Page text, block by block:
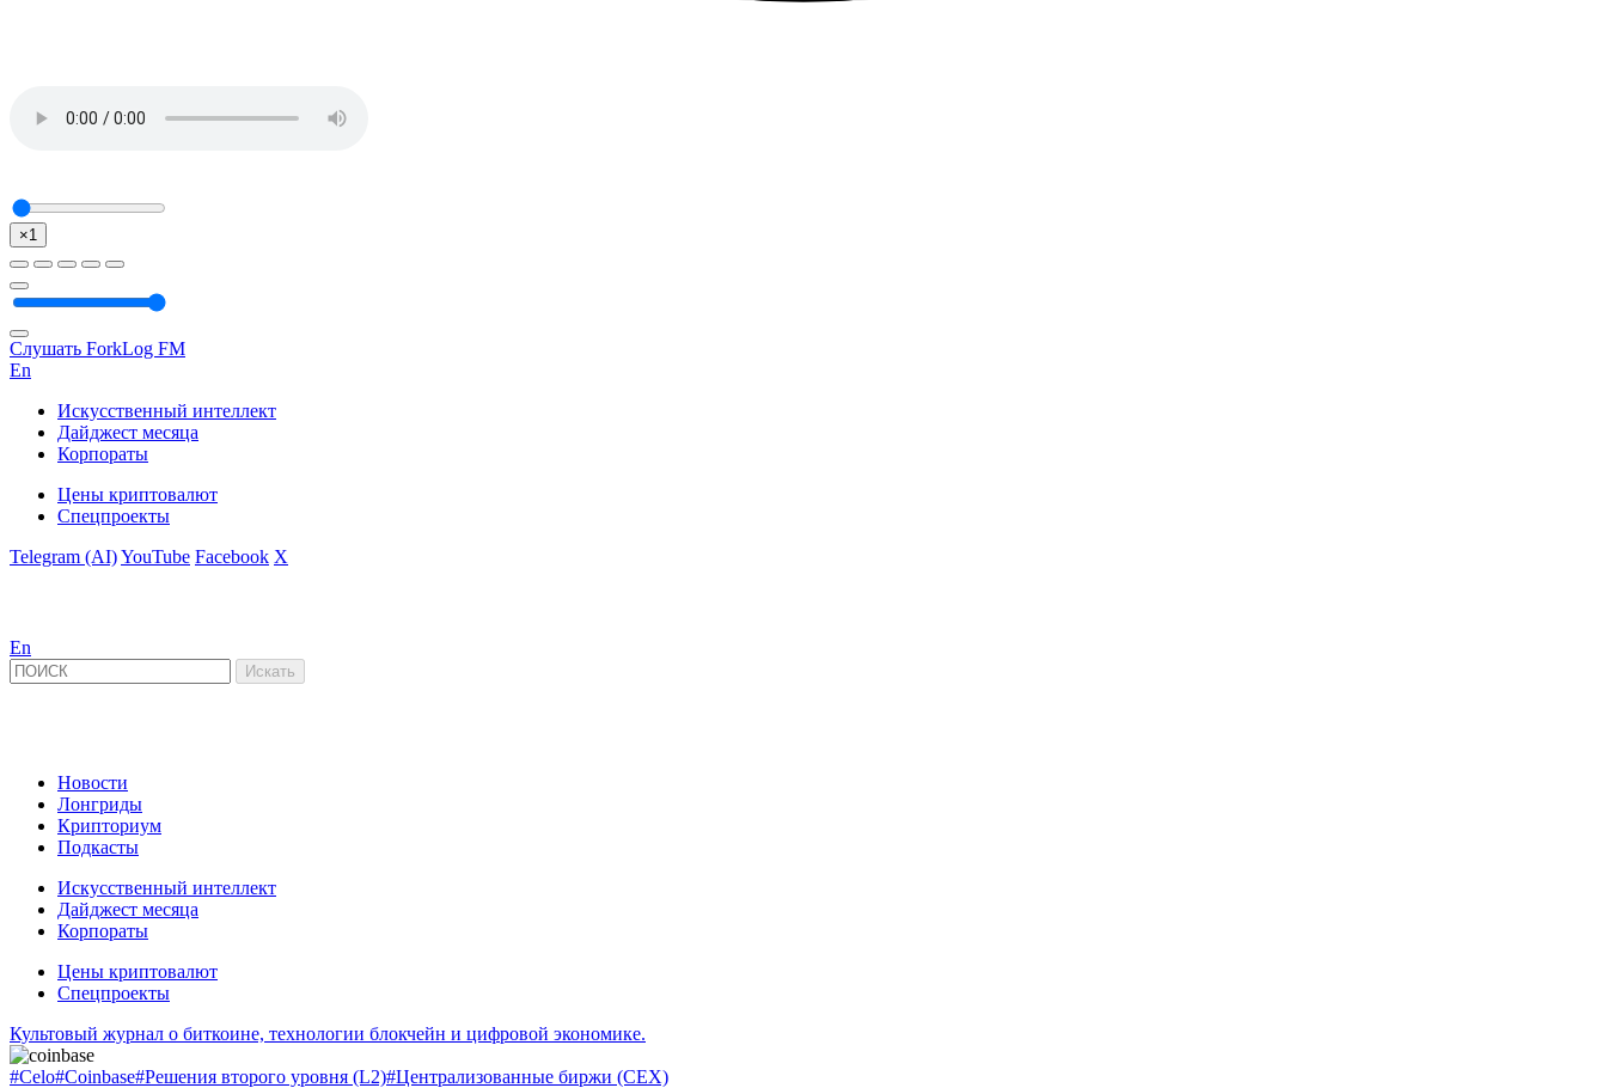
×1
Слушать ForkLog FM
En
Искусственный интеллект
Дайджест месяца
Корпораты
Цены криптовалют
Спецпроекты
Telegram (AI)YouTube Facebook X
En
Новости
Лонгриды
Крипториум
Подкасты
Искусственный интеллект
Дайджест месяца
Корпораты
Цены криптовалют
Спецпроекты
Культовый журнал о биткоине, технологии блокчейн и цифровой экономике.
#Celo#Coinbase#Решения второго уровня (L2)#Централизованные биржи (CEX)